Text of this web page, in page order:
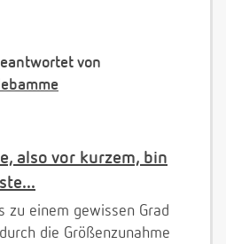
von
also vor kurzem, bin
zu einem gewissen Grad
die Größenzunahme